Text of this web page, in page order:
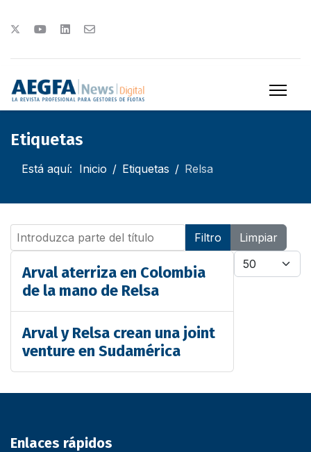
Etiquetas
Está aquí: Inicio Etiquetas Relsa
Introduzca parte del título Filtro
Limpiar
Cantidad
Arval aterriza en Colombia
de la mano de Relsa
Arval y Relsa crean una joint
venture en Sudamérica
Enlaces rápidos